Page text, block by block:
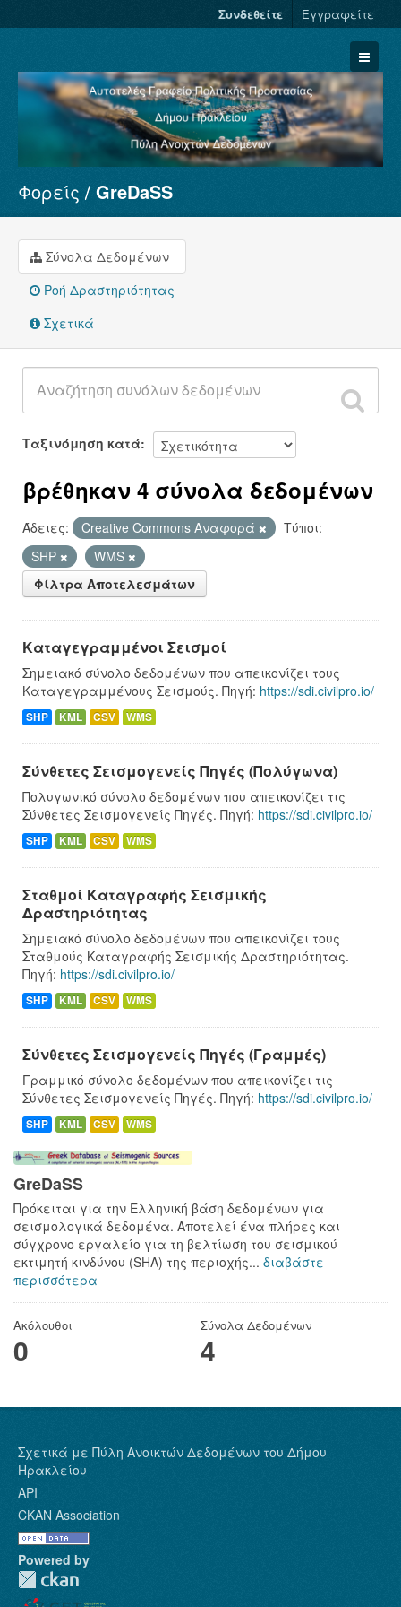
Συνδεθείτε Εγγραφείτε
Σύνολα Δεδομένων
Φορείς
Ομάδες
Σχετικά
Φορείς GreDaSS
Σύνολα Δεδομένων
Ροή Δραστηριότητας
Σχετικά
Ταξινόμηση κατά
βρέθηκαν 4 σύνολα δεδομένων
Άδειες: Creative Commons Αναφορά
Τύποι:
SHP
WMS
Φίλτρα Αποτελεσμάτων
Καταγεγραμμένοι Σεισμοί
Σημειακό σύνολο δεδομένων που απεικονίζει τους
Καταγεγραμμένους Σεισμούς. Πηγή: https://sdi.civilpro.io/
SHP KML CSV WMS
Σύνθετες Σεισμογενείς Πηγές (Πολύγωνα)
Πολυγωνικό σύνολο δεδομένων που απεικονίζει τις
Σύνθετες Σεισμογενείς Πηγές. Πηγή: https://sdi.civilpro.io/
SHP KML CSV WMS
Σταθμοί Καταγραφής Σεισμικής
Δραστηριότητας
Σημειακό σύνολο δεδομένων που απεικονίζει τους
Σταθμούς Καταγραφής Σεισμικής Δραστηριότητας.
Πηγή: https://sdi.civilpro.io/
SHP KML CSV WMS
Σύνθετες Σεισμογενείς Πηγές (Γραμμές)
Γραμμικό σύνολο δεδομένων που απεικονίζει τις
Σύνθετες Σεισμογενείς Πηγές. Πηγή: https://sdi.civilpro.io/
SHP KML CSV WMS
GreDaSS
Πρόκειται για την Ελληνική βάση δεδομένων για
σεισμολογικά δεδομένα. Αποτελεί ένα πλήρες και
σύγχρονο εργαλείο για τη βελτίωση του σεισμικού
εκτιμητή κινδύνου (SHA) της περιοχής... διαβάστε
περισσότερα
Ακόλουθοι
0
Σύνολα Δεδομένων
4
Σχετικά με Πύλη Ανοικτών Δεδομένων του Δήμου
Ηρακλείου
API
CKAN Association
Powered by